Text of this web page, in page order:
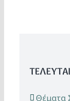
Θέματα